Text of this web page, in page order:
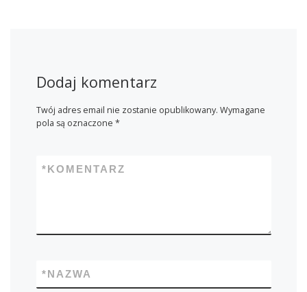
Dodaj komentarz
Twój adres email nie zostanie opublikowany. Wymagane
pola są oznaczone *
KOMENTARZ
*
NAZWA
*